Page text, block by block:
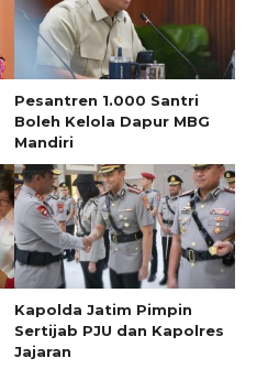
Pesantren 1.000 Santri
Boleh Kelola Dapur MBG
Mandiri
Kapolda Jatim Pimpin
Sertijab PJU dan Kapolres
Jajaran